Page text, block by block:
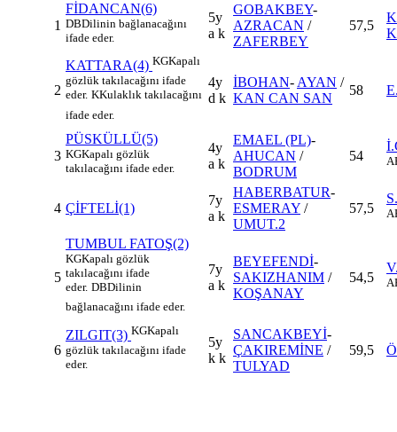
1
FİDANCAN(6)
DBDilinin bağlanacağını
ifade eder.
5y
a k
GOBAKBEY-
AZRACAN /
ZAFERBEY
57,5
2
KATTARA(4) KGKapalı
gözlük takılacağını ifade
eder. KKulaklık takılacağını
ifade eder.
4y
d k
İBOHAN- AYAN /
KAN CAN SAN
58
3
PÜSKÜLLÜ(5)
KGKapalı gözlük
takılacağını ifade eder.
4y
a k
EMAEL (PL)-
AHUCAN /
BODRUM
54
4 ÇİFTELİ(1)
7y
a k
HABERBATUR-
ESMERAY /
UMUT.2
57,5
5
TUMBUL FATOŞ(2)
KGKapalı gözlük
takılacağını ifade
eder. DBDilinin
bağlanacağını ifade eder.
7y
a k
BEYEFENDİ-
SAKIZHANIM /
KOŞANAY
54,5
6
ZILGIT(3) KGKapalı
gözlük takılacağını ifade
eder.
5y
k k
SANCAKBEYİ-
ÇAKIREMİNE /
TULYAD
59,5